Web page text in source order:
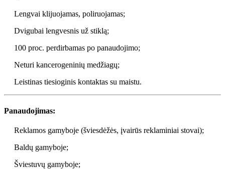
Lengvai klijuojamas, poliruojamas;
Dvigubai lengvesnis už stiklą;
100 proc. perdirbamas po panaudojimo;
Neturi kancerogeninių medžiagų;
Leistinas tiesioginis kontaktas su maistu.
Panaudojimas:
Reklamos gamyboje (šviesdėžės, įvairūs reklaminiai stovai);
Baldų gamyboje;
Šviestuvų gamyboje;